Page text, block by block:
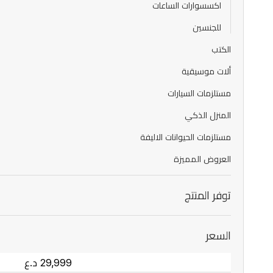
اكسسوارات الساعات
للجنسين
الكتب
ألات موسيقية
مستلزمات السيارات
المنزل الذكي
مستلزمات الحيوانات الاليفة
العروض المميزة
توفر المنتج
السعر